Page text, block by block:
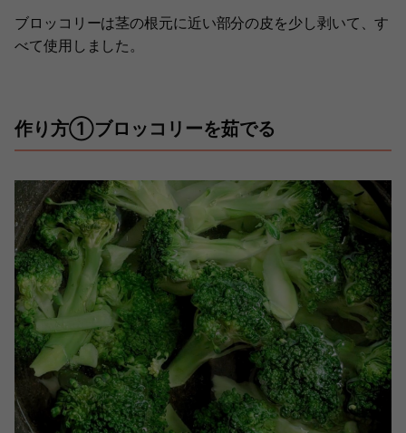
ブロッコリーは茎の根元に近い部分の皮を少し剥いて、す
べて使用しました。
作り方①ブロッコリーを茹でる